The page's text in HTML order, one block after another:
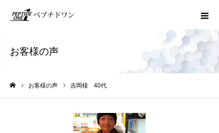
お客様の声
お客様の声 吉岡様 40代